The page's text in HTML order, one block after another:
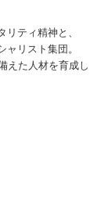
ティ精神と、
リスト集団。
えた人材を育成し